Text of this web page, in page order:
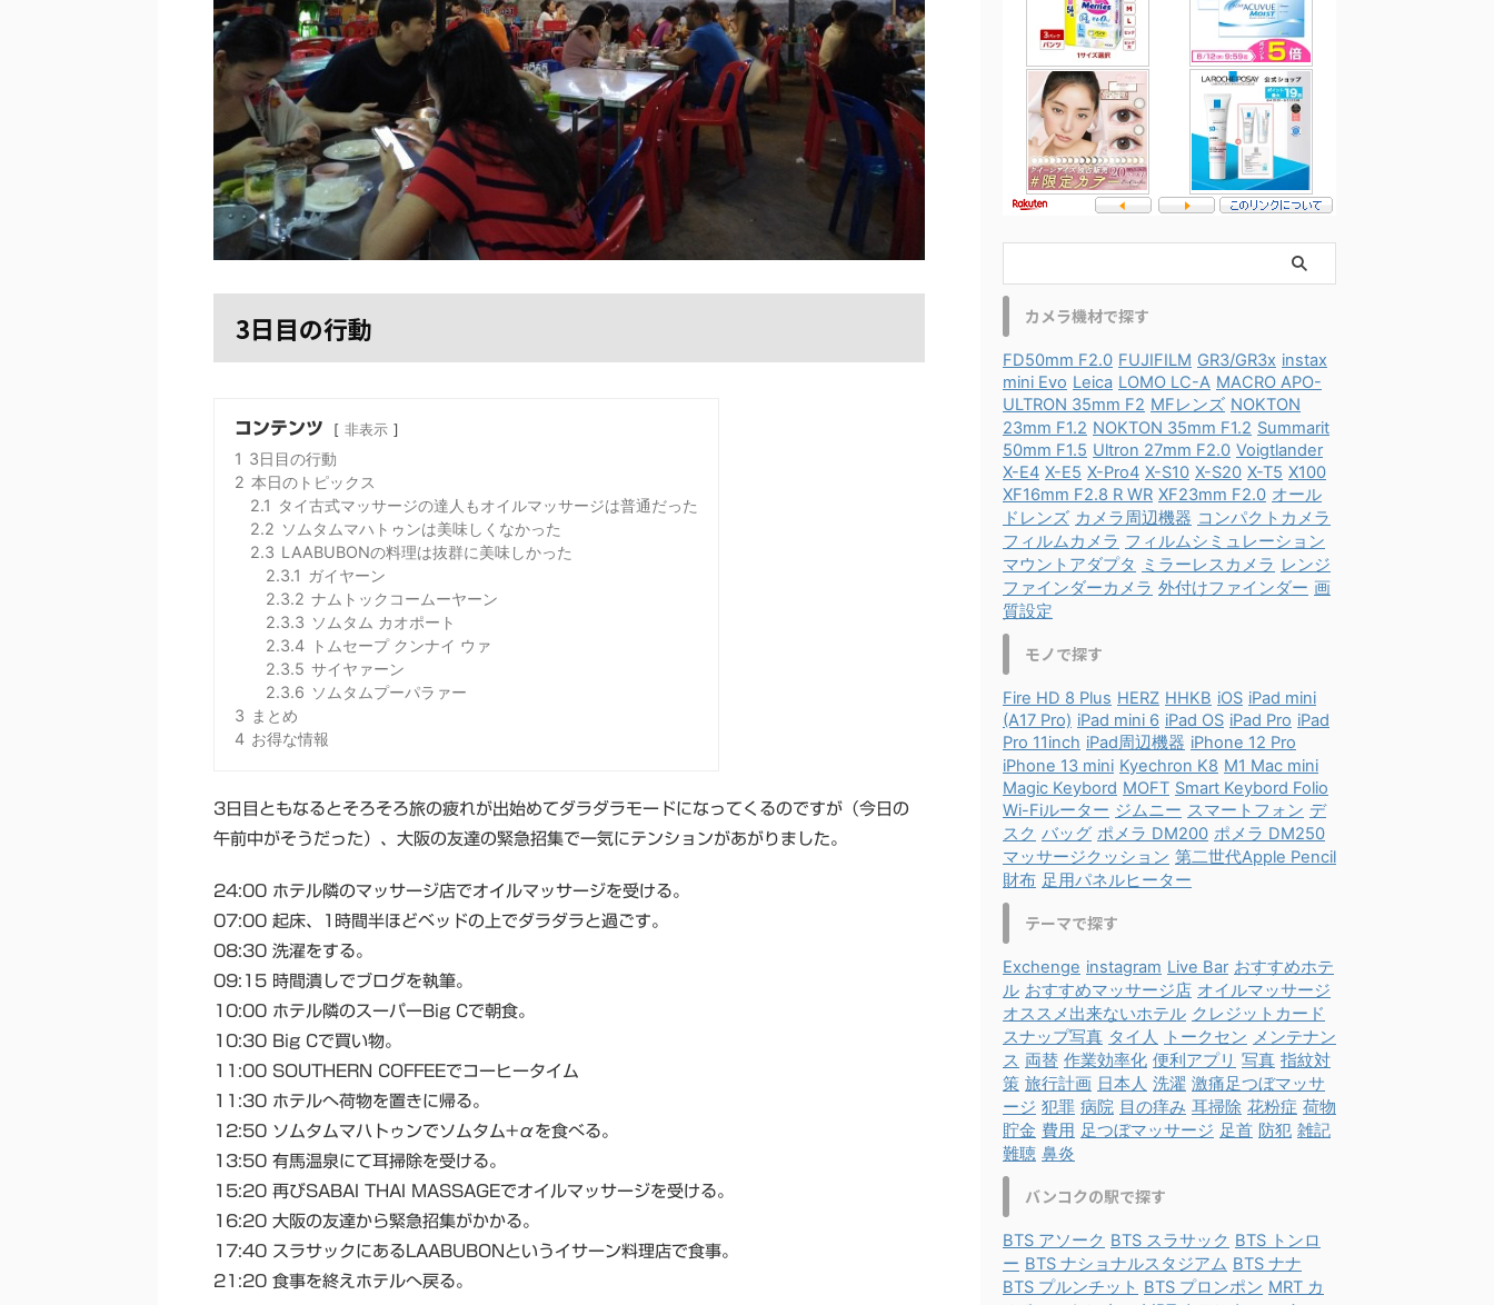
3日目の行動
コンテンツ 非表示
1 3日目の行動
2 本日のトピックス
2.1 タイ古式マッサージの達人もオイルマッサージは普通だった
2.2 ソムタムマハトゥンは美味しくなかった
2.3 LAABUBONの料理は抜群に美味しかった
2.3.1 ガイヤーン
2.3.2 ナムトックコームーヤーン
2.3.3 ソムタム カオポート
2.3.4
トムセープ クンナイ ウァ
2.3.5 サイヤァーン
2.3.6 ソムタムプーパラァー
3 まとめ
4 お得な情報
3日目ともなるとそろそろ旅の疲れが出始めてダラダラモードになってくるのですが（今日の
午前中がそうだった）、大阪の友達の緊急招集で一気にテンションがあがりました。
24:00 ホテル隣のマッサージ店でオイルマッサージを受ける。
07:00 起床、1時間半ほどベッドの上でダラダラと過ごす。
08:30 洗濯をする。
09:15 時間潰しでブログを執筆。
10:00 ホテル隣のスーパーBig Cで朝食。
10:30 Big Cで買い物。
11:00 SOUTHERN COFFEEでコーヒータイム
11:30 ホテルへ荷物を置きに帰る。
12:50 ソムタムマハトゥンでソムタム+αを食べる。
13:50 有馬温泉にて耳掃除を受ける。
15:20 再びSABAI THAI MASSAGEでオイルマッサージを受ける。
16:20 大阪の友達から緊急招集がかかる。
17:40 スラサックにあるLAABUBONというイサーン料理店で食事。
21:20 食事を終えホテルへ戻る。
カメラ機材で探す
FD50mm F2.0 FUJIFILM GR3/GR3x instax
mini Evo Leica LOMO LC-A MACRO APO-
ULTRON 35mm F2 MFレンズ NOKTON
23mm F1.2 NOKTON 35mm F1.2 Summarit
50mm F1.5 Ultron 27mm F2.0 Voigtlander
X-E4 X-E5 X-Pro4 X-S10 X-S20 X-T5 X100
XF16mm F2.8 R WR XF23mm F2.0 オール
ドレンズ カメラ周辺機器 コンパクトカメラ
フィルムカメラ フィルムシミュレーション
マウントアダプタ ミラーレスカメラ レンジ
ファインダーカメラ 外付けファインダー 画
質設定
モノで探す
Fire HD 8 Plus HERZ HHKB iOS iPad mini
(A17 Pro) iPad mini 6 iPad OS iPad Pro iPad
Pro 11inch iPad周辺機器 iPhone 12 Pro
iPhone 13 mini Kyechron K8 M1 Mac mini
Magic Keybord MOFT Smart Keybord Folio
Wi-Fiルーター ジムニー スマートフォン デ
スク バッグ ポメラ DM200 ポメラ DM250
マッサージクッション 第二世代Apple Pencil
財布 足用パネルヒーター
テーマで探す
Exchenge instagram Live Bar おすすめホテ
ル おすすめマッサージ店 オイルマッサージ
オススメ出来ないホテル クレジットカード
スナップ写真 タイ人 トークセン メンテナン
ス 両替 作業効率化 便利アプリ 写真 指紋対
策 旅行計画 日本人 洗濯 激痛足つぼマッサ
ージ 犯罪 病院 目の痒み 耳掃除 花粉症 荷物
貯金 費用 足つぼマッサージ 足首 防犯 雑記
難聴 鼻炎
バンコクの駅で探す
BTS アソーク BTS スラサック BTS トンロ
ー BTS ナショナルスタジアム BTS ナナ
BTS プルンチット BTS プロンポン MRT カ